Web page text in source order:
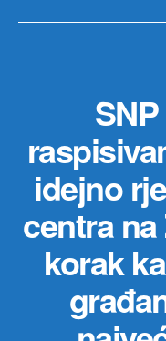
idejno
centra
korak